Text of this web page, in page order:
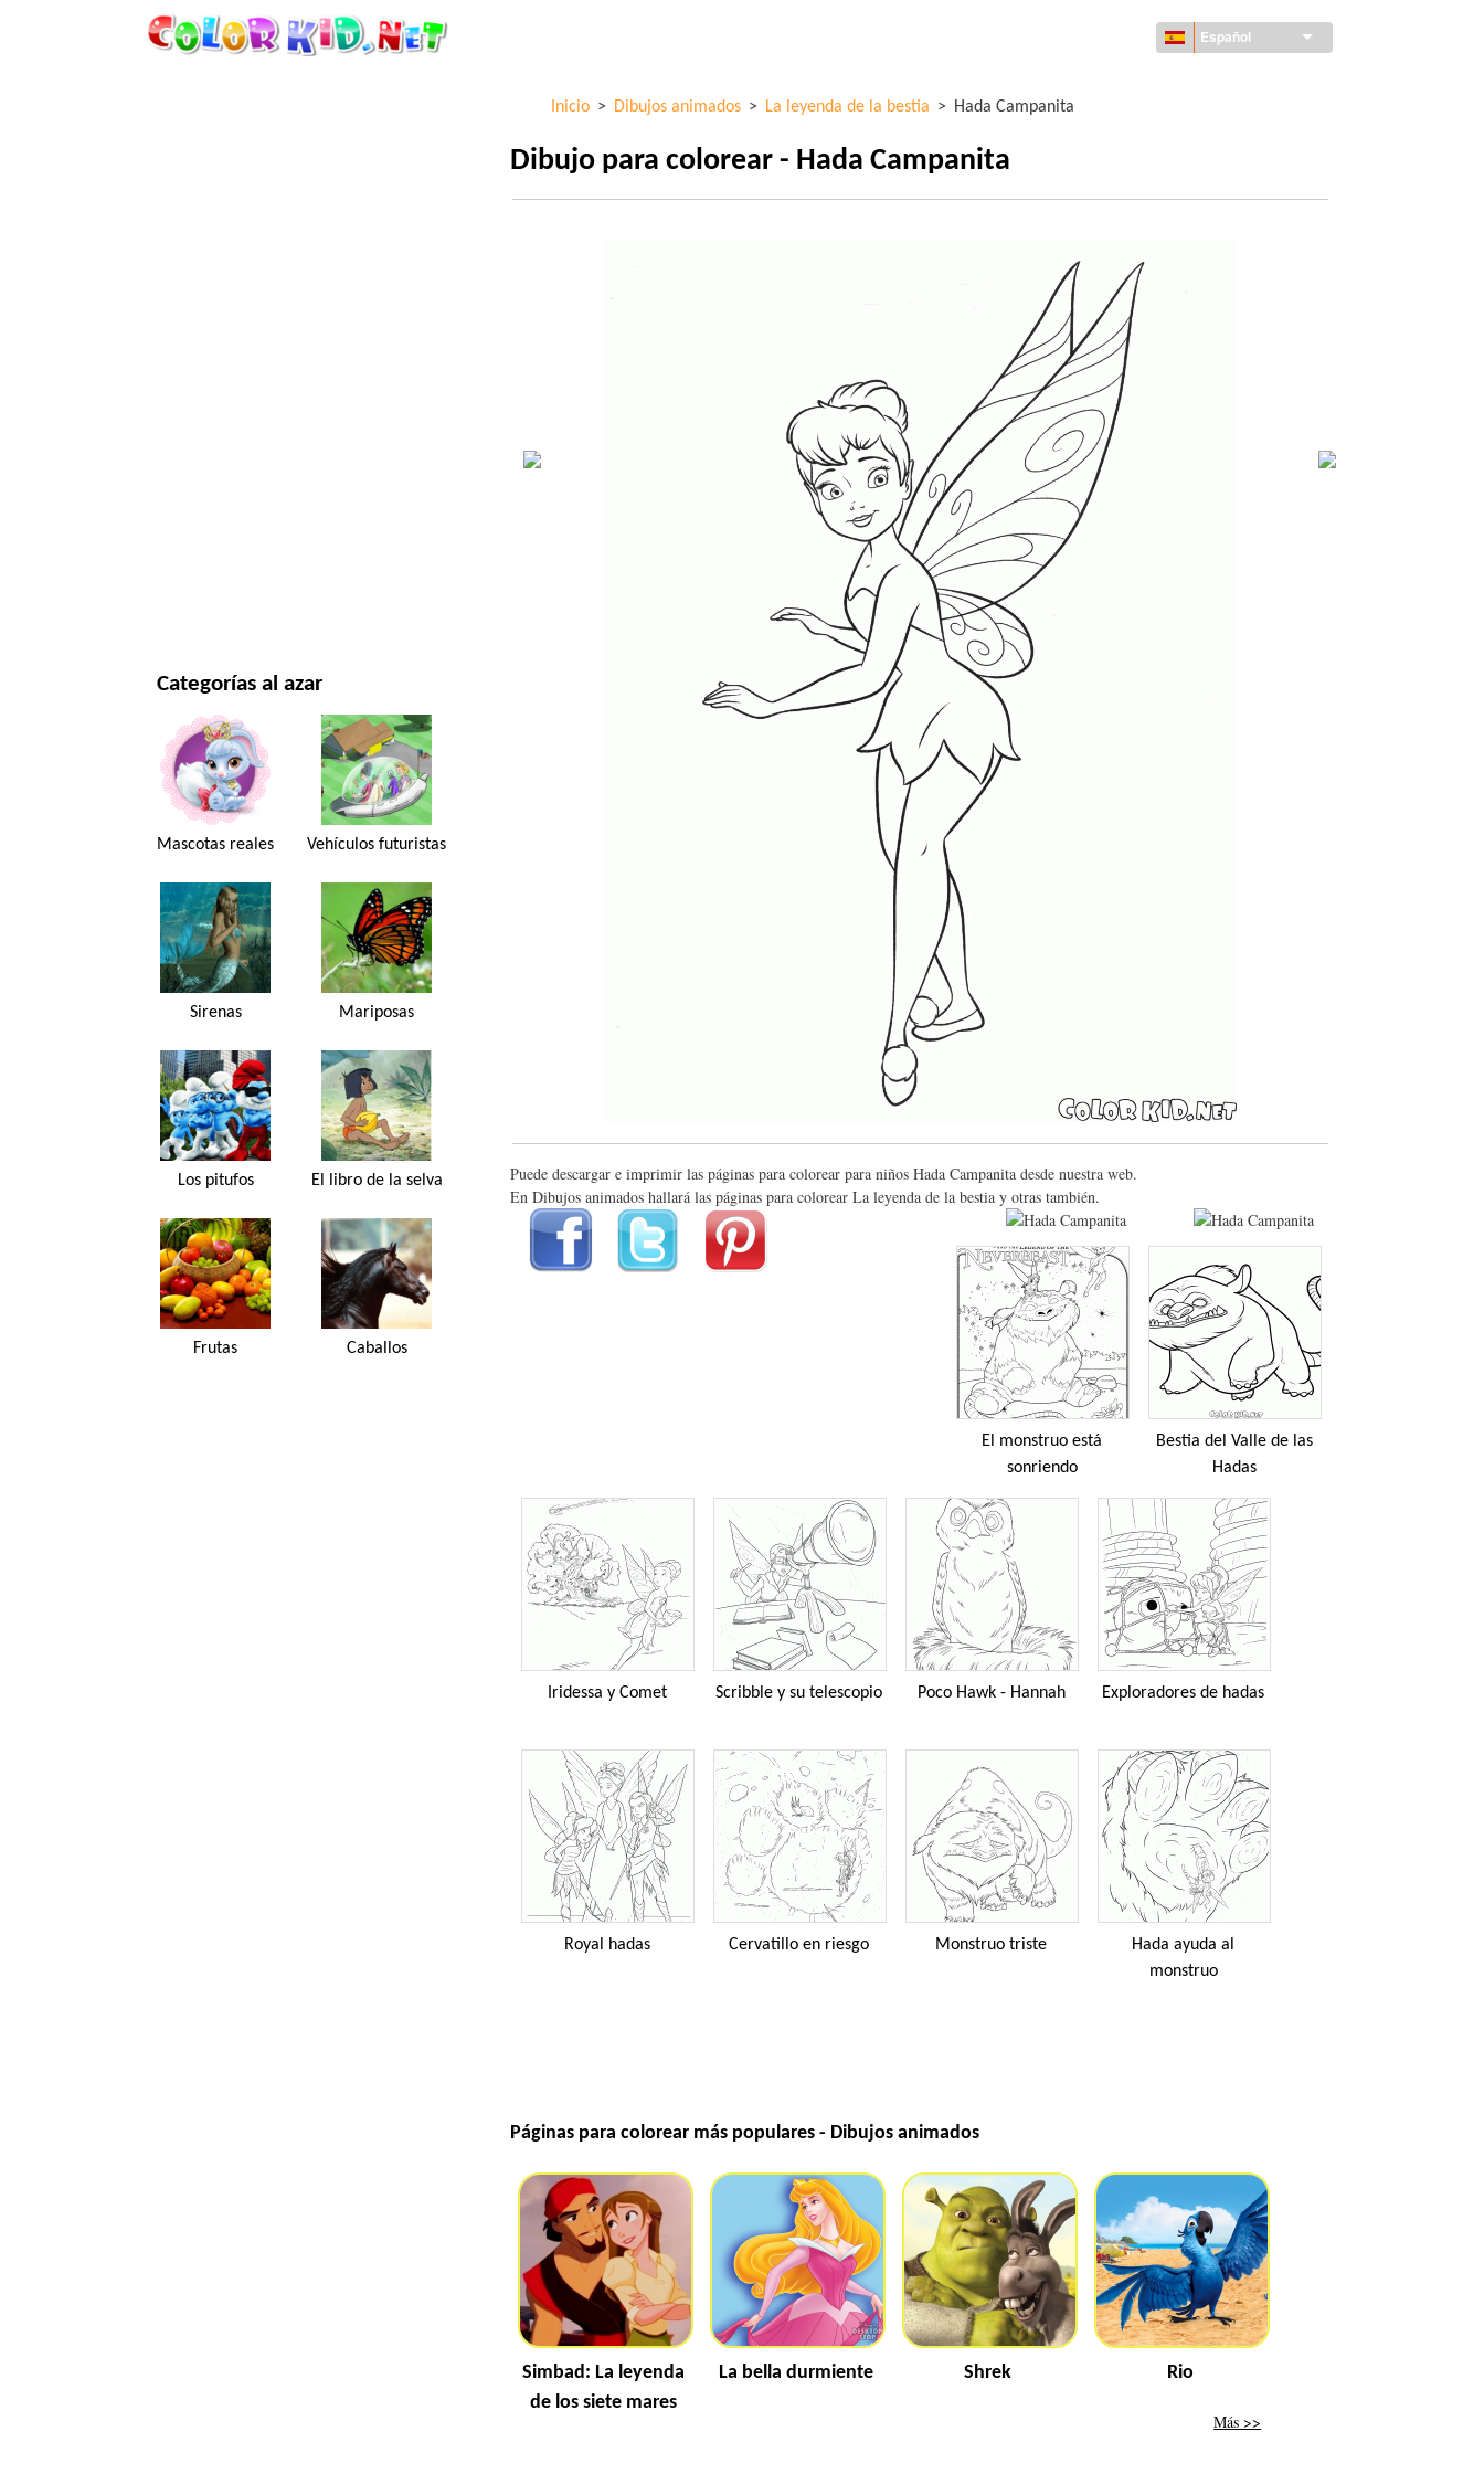
Español
Categorías al azar
Mascotas reales Vehículos futuristas
Sirenas Mariposas
Los pitufos El libro de la selva
Frutas Caballos
Inicio > Dibujos animados > La leyenda de la bestia > Hada Campanita
Dibujo para colorear - Hada Campanita
Puede descargar e imprimir las páginas para colorear para niños Hada Campanita desde nuestra web.
En Dibujos animados hallará las páginas para colorear La leyenda de la bestia y otras también.
El monstruo está
sonriendo
Bestia del Valle de las
Hadas
Iridessa y Comet Scribble y su telescopio Poco Hawk - Hannah Exploradores de hadas
Royal hadas Cervatillo en riesgo Monstruo triste
Hada ayuda al
monstruo
Páginas para colorear más populares - Dibujos animados
Simbad: La leyenda
de los siete mares
La bella durmiente Shrek Rio
Más >>